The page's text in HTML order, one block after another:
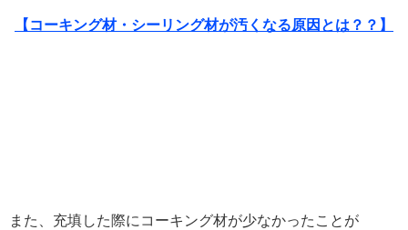
【コーキング材・シーリング材が汚くなる原因とは？？】
また、充填した際にコーキング材が少なかったことが